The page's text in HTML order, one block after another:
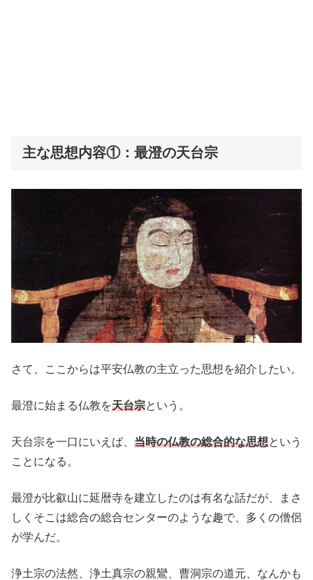
主な思想内容①：最澄の天台宗
さて、ここからは平安仏教の主立った思想を紹介したい。
最澄に始まる仏教を天台宗という。
天台宗を一口にいえば、 当時の仏教の総合的な思想という
ことになる。
最澄が比叡山に延暦寺を建立したのは有名な話だが、まさ
しくそこは総合の総合センターのような趣で、多くの僧侶
が学んだ。
浄土宗の法然、浄土真宗の親鸞、曹洞宗の道元、なんかも